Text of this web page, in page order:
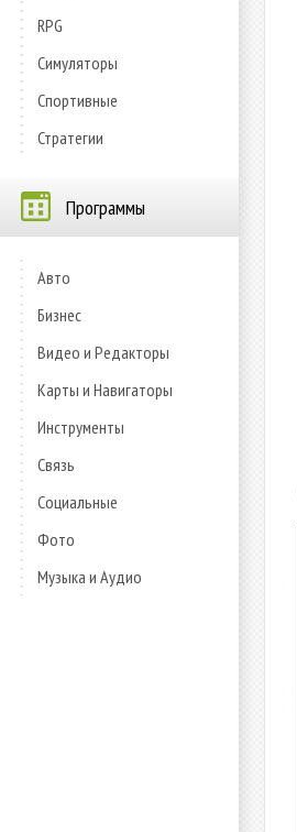
RPG
Симуляторы
Спортивные
Стратегии
Программы
Авто
Бизнес
Видео и Редакторы
Карты и Навигаторы
Инструменты
Связь
Социальные
Фото
Музыка и Аудио